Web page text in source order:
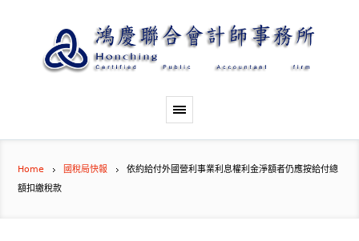
Home 國稅局快報
依約給付外國營利事業利息權利金淨額者仍應按給付總
額扣繳稅款